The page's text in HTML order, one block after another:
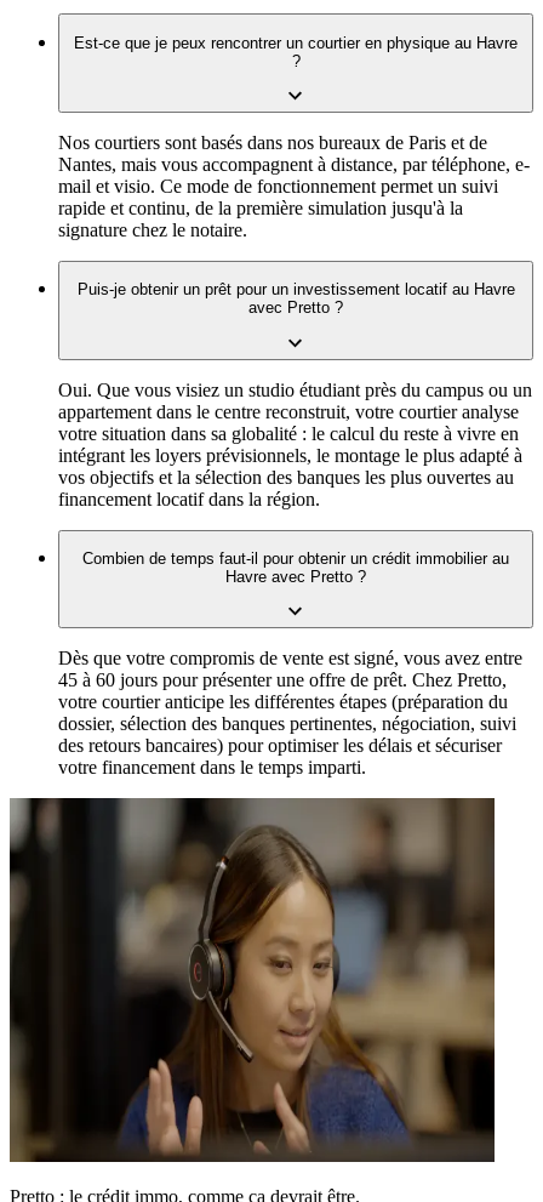
Est-ce que je peux rencontrer un courtier en physique au Havre
?
Nos courtiers sont basés dans nos bureaux de Paris et de
Nantes, mais vous accompagnent à distance, par téléphone, e-
mail et visio. Ce mode de fonctionnement permet un suivi
rapide et continu, de la première simulation jusqu'à la
signature chez le notaire.
Puis-je obtenir un prêt pour un investissement locatif au Havre
avec Pretto ?
Oui. Que vous visiez un studio étudiant près du campus ou un
appartement dans le centre reconstruit, votre courtier analyse
votre situation dans sa globalité : le calcul du reste à vivre en
intégrant les loyers prévisionnels, le montage le plus adapté à
vos objectifs et la sélection des banques les plus ouvertes au
financement locatif dans la région.
Combien de temps faut-il pour obtenir un crédit immobilier au
Havre avec Pretto ?
Dès que votre compromis de vente est signé, vous avez entre
45 à 60 jours pour présenter une offre de prêt. Chez Pretto,
votre courtier anticipe les différentes étapes (préparation du
dossier, sélection des banques pertinentes, négociation, suivi
des retours bancaires) pour optimiser les délais et sécuriser
votre financement dans le temps imparti.
Pretto : le crédit immo, comme ça devrait être.